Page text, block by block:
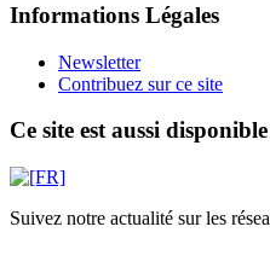
Informations Légales
Newsletter
Contribuez sur ce site
Ce site est aussi
Suivez notre actualité sur les